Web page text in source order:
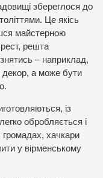
збереглося до
Це якісь
майстерною
решта
– наприклад,
а може бути
із
обробляється і
громадах, хачкари
у вірменському